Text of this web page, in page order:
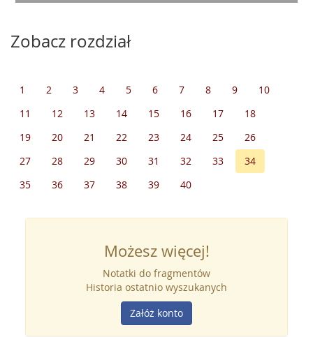
Zobacz rozdział
1 2 3 4 5 6 7 8 9
10
11
12 13 14 15 16 17
18
19
20 21 22 23 24 25
26
27
28 29 30 31 32 33
34
35
36 37 38 39 40
Możesz więcej!
Notatki do fragmentów
Historia ostatnio wyszukanych
Załóż konto